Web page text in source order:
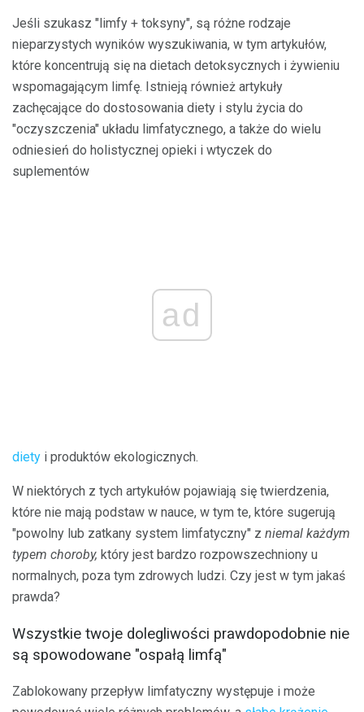
Jeśli szukasz "limfy + toksyny", są różne rodzaje
nieparzystych wyników wyszukiwania, w tym artykułów,
które koncentrują się na dietach detoksycznych i żywieniu
wspomagającym limfę. Istnieją również artykuły
zachęcające do dostosowania diety i stylu życia do
"oczyszczenia" układu limfatycznego, a także do wielu
odniesień do holistycznej opieki i wtyczek do
suplementów
ad
diety i produktów ekologicznych.
W niektórych z tych artykułów pojawiają się twierdzenia,
które nie mają podstaw w nauce, w tym te, które sugerują
"powolny lub zatkany system limfatyczny" z niemal każdym
typem choroby, który jest bardzo rozpowszechniony u
normalnych, poza tym zdrowych ludzi. Czy jest w tym jakaś
prawda?
Wszystkie twoje dolegliwości prawdopodobnie nie
są spowodowane "ospałą limfą"
Zablokowany przepływ limfatyczny występuje i może